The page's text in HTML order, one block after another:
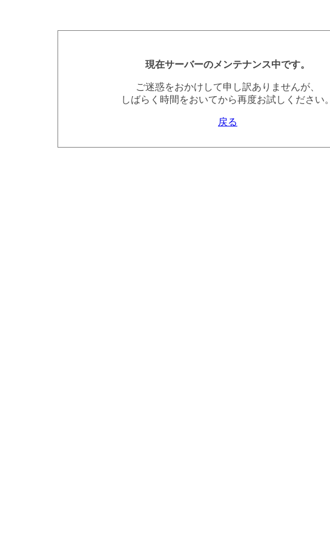
現在サーバーのメンテナンス中です。
ご迷惑をおかけして申し訳ありませんが、
しばらく時間をおいてから再度お試しください。
戻る